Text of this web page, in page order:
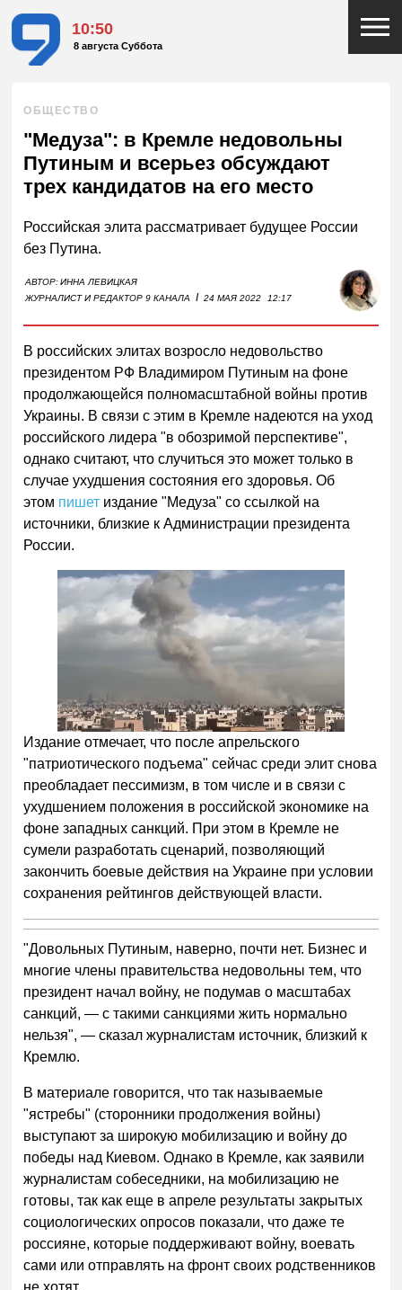
10:50
8 августа Суббота
ОБЩЕСТВО
"Медуза": в Кремле недовольны
Путиным и всерьез обсуждают
трех кандидатов на его место
Российская элита рассматривает будущее России
без Путина.
АВТОР:ИННА ЛЕВИЦКАЯ
ЖУРНАЛИСТ И РЕДАКТОР 9 КАНАЛА
I 24 МАЯ 2022 12:17
В российских элитах возросло недовольство
президентом РФ Владимиром Путиным на фоне
продолжающейся полномасштабной войны против
Украины. В связи с этим в Кремле надеются на уход
российского лидера "в обозримой перспективе",
однако считают, что случиться это может только в
случае ухудшения состояния его здоровья. Об
этом пишет издание "Медуза" со ссылкой на
источники, близкие к Администрации президента
России.
Издание отмечает, что после апрельского
"патриотического подъема" сейчас среди элит снова
преобладает пессимизм, в том числе и в связи с
ухудшением положения в российской экономике на
фоне западных санкций. При этом в Кремле не
сумели разработать сценарий, позволяющий
закончить боевые действия на Украине при условии
сохранения рейтингов действующей власти.
"Довольных Путиным, наверно, почти нет. Бизнес и
многие члены правительства недовольны тем, что
президент начал войну, не подумав о масштабах
санкций, — с такими санкциями жить нормально
нельзя", — сказал журналистам источник, близкий к
Кремлю.
В материале говорится, что так называемые
"ястребы" (сторонники продолжения войны)
выступают за широкую мобилизацию и войну до
победы над Киевом. Однако в Кремле, как заявили
журналистам собеседники, на мобилизацию не
готовы, так как еще в апреле результаты закрытых
социологических опросов показали, что даже те
россияне, которые поддерживают войну, воевать
сами или отправлять на фронт своих родственников